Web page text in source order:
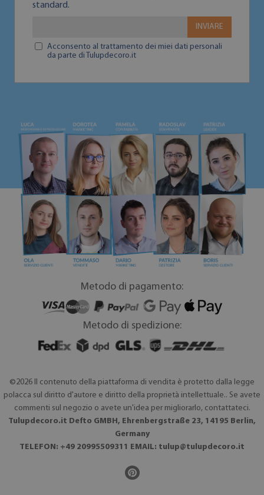
standard.
INVIARE
Acconsento al trattamento dei miei dati personali
da parte di Tulupdecoro.it
Metodo di pagamento:
Metodo di spedizione:
©2026 Il contenuto della piattaforma di vendita è protetto dalla legge
polacca sul diritto d'autore e diritto della proprietà intellettuale.. Se avete
commenti sul negozio o avete un'idea per migliorarlo, contattateci.
Tulupdecoro.it Defto GMBH, Ehrenbergstraße 23, 14195 Berlin,
Germany
TELEFON: +49 20995509311 EMAIL: tulup@tulupdecoro.it